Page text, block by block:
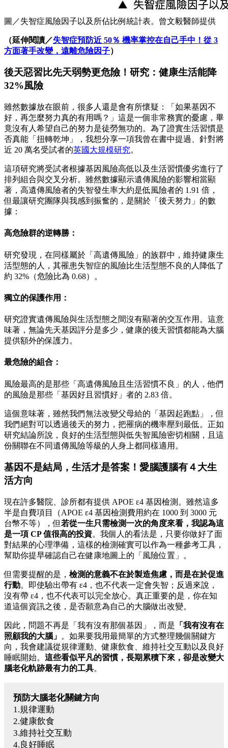
圖／失智症風險因子以及所佔比例統計表。曾文毅醫師提供
（延伸閱讀／失智症預防近 50％ 機率掌控在自己手中！從 3
方面著手改變，遠離危險因子）
後天惡習比先天弱勢更危險！研究：健康生活能降
32%風險
雖然數據放在眼前，很多人還是會有所懷疑：「如果基因不
好，再怎麼努力真的有用嗎？」這是一個非常務實的憂慮，畢
竟沒有人希望自己的努力是徒勞無功的。為了證實生活習慣是
否真能「扭轉乾坤」，我想分享一項我曾在書中提過、針對將
近 20 萬名受試者的英國大規模研究。
這項研究將受試者根據基因風險高低以及生活習慣優劣進行了
排列組合與交叉分析。雖然數據顯示遺傳風險的影響相當顯
著，高遺傳風險者的失智發生率大約是低風險者的 1.91 倍，
但最讓研究團隊與我感到振奮的，是關於「後天努力」的數
據：
高危險群的逆轉勝：
研究發現，在同樣屬於「高遺傳風險」的族群中，維持健康生
活型態的人，其罹患失智症的風險比生活型態不良的人降低了
約 32%（危險比為 0.68）。
獨立的保護作用：
研究證實遺傳風險與生活型態之間沒有顯著的交互作用。這意
味著，無論先天基因評分是多少，健康的後天習慣都能為大腦
提供額外的保護力。
最危險的組合：
風險最高的是那些「高遺傳風險且生活習慣不良」的人，他們
的風險是那些「基因好且習慣好」者的 2.83 倍。
這個意味著，雖然我們無法改變父母給的「基因起跑點」，但
我們絕對可以透過後天的努力，把罹病的機率壓到最低。正如
研究結論所說，良好的生活型態與低失智風險密切相關，且這
份關聯在不同遺傳風險等級的人身上都同樣適用。
基因不是結局，生活才是答案！愛腦護腦有４大生
活方向
現在許多醫院、診所都有提供 APOE ε4 基因檢測。雖然這多
半是自費項目（APOE ε4 基因檢測費用約在 1000 到 3000 元
台幣不等），但若從一生只需檢測一次的角度來看，我認為這
是一項 CP 值很高的投資。我個人的看法是，只要你做好了面
對結果的心理準備，這樣的檢測確實可以作為一種參考工具，
幫助你提早確認自己在健康地圖上的「風險位置」。
但需要提醒的是， 檢測的意義不在於製造焦慮，而是在於促進
行動。即使驗出帶有 ε4，也不代表一定會失智；反過來說，
沒有帶 ε4，也不代表可以完全放心。真正重要的是，你在知
道這個資訊之後，是否願意為自己的大腦做出改變。
因此，問題不再是「我有沒有那個基因」，而是 「我有沒有在
照顧我的大腦」 。如果要我用最簡單的方式整理幾個關鍵方
向，我會建議從規律運動、健康飲食、維持社交互動以及良好
睡眠開始。 這些看似平凡的習慣，長期累積下來，卻是改變大
腦老化軌跡最有力的工具。
預防大腦老化關鍵方向
1.規律運動
2.健康飲食
3.維持社交互動
4.良好睡眠